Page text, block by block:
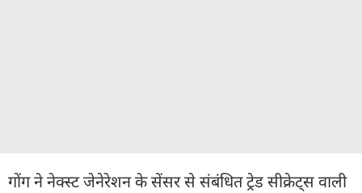
गोंग ने नेक्स्ट जेनेरेशन के सेंसर से संबंधित ट्रेड सीक्रेट्स वाली